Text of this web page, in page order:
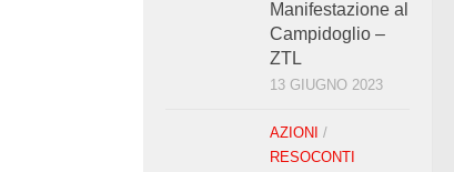
Manifestazione al
Campidoglio –
ZTL
13 GIUGNO 2023
AZIONI /
RESOCONTI